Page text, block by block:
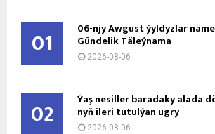
01 06-njy Awgust ýyldyzlar
Gündelik Täleýnama
2026-08-06
02 Ýaş ne­sil­ler ba­ra­da­ky ala­da
nyň ile­ri tu­tul­ýan ug­ry
2026-08-06